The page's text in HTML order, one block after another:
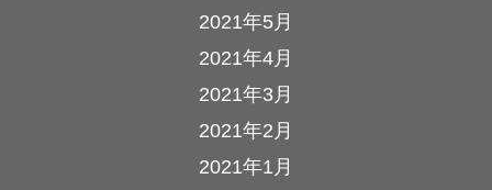
2021年5月
2021年4月
2021年3月
2021年2月
2021年1月